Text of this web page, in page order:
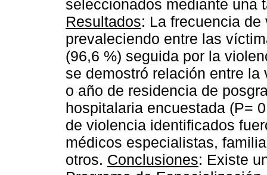
seleccionados mediante una
Resultados: La frecuencia
prevaleciendo entre las
(96,6 %) seguida por la
se demostró relación entre
o año de residencia de
hospitalaria encuestada (P=
de violencia identificados
médicos especialistas,
otros. Conclusiones: Existe